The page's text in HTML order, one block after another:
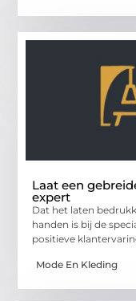
Laat een
expert
Dat het laten
handen is bij de
positieve
Mode En Kleding